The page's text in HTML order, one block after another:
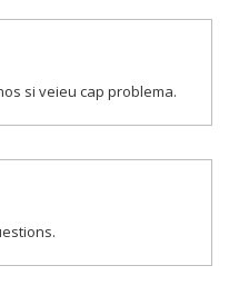
si veieu cap problema.